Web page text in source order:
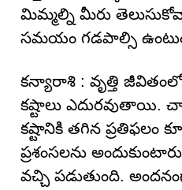
మిమ్మల్ని మీరు
సమయం గడపాల్సి
కన్యారాశి : వృత్తి
కష్టాలు ఎదురవుతాయి.
కష్టానికి తగిన ప్రతిఫలం
ప్రశంసలను
వచ్చి పడుతుంది.